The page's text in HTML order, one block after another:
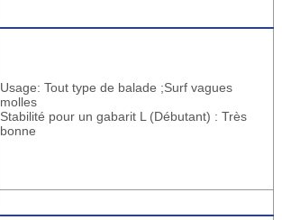
Usage: Tout type de balade ;Surf vagues
molles
Stabilité pour un gabarit L (Débutant) : Très
bonne